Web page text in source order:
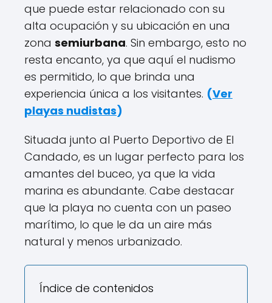
que puede estar relacionado con su
alta ocupación y su ubicación en una
zona semiurbana. Sin embargo, esto no
resta encanto, ya que aquí el nudismo
es permitido, lo que brinda una
experiencia única a los visitantes. (Ver
playas nudistas)
Situada junto al Puerto Deportivo de El
Candado, es un lugar perfecto para los
amantes del buceo, ya que la vida
marina es abundante. Cabe destacar
que la playa no cuenta con un paseo
marítimo, lo que le da un aire más
natural y menos urbanizado.
Índice de contenidos